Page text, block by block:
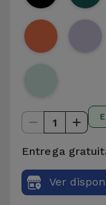
1
Entrega
Ver